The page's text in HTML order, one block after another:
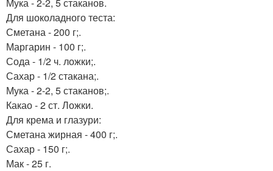
Для шоколадного теста:
Сметана - 200 г;.
Маргарин - 100 г;.
Сода - 1/2 ч. ложки;.
Сахар - 1/2 стакана;.
Мука - 2-2, 5 стаканов;.
Какао - 2 ст. Ложки.
Для крема и глазури:
Сметана жирная - 400 г;.
Сахар - 150 г;.
Мак - 25 г.